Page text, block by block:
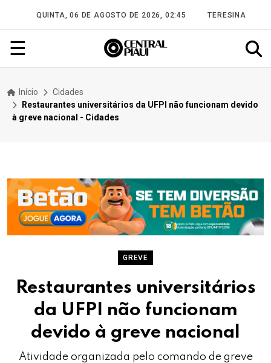
QUINTA, 06 DE AGOSTO DE 2026, 02:45 TERESINA
☰
Início
Cidades
Restaurantes universitários da UFPI não funcionam devido
à greve nacional - Cidades
GREVE
Restaurantes universitários
da UFPI não funcionam
devido à greve nacional
Atividade organizada pelo comando de greve